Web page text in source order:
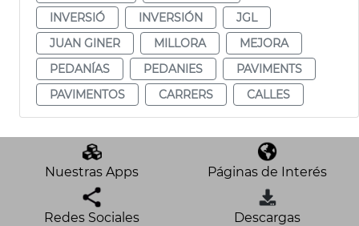
INVERSIÓ
INVERSIÓN
JGL
JUAN GINER
MILLORA
MEJORA
PEDANÍAS
PEDANIES
PAVIMENTS
PAVIMENTOS
CARRERS CALLES
Nuestras Apps Páginas de Interés
Redes Sociales Descargas